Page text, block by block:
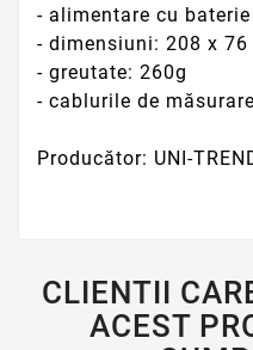
- alimentare cu baterie
- dimensiuni: 208 x 76
- greutate: 260g
- cablurile de
Producător: UNI-
CLIENTII
ACEST